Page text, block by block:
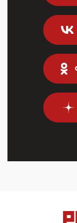
ИНН для
логических
переводах по ...
03:35, 10 Апреля
Суммарное
крупных банках
млрд руб. ...
03:01, 10 Апреля 2026
Террорист и
что союзники
энергети...
Госуслугах уме...